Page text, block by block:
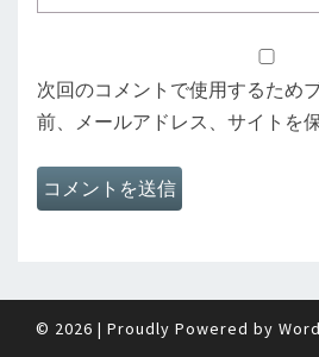
次回のコメントで使用するため
前、メールアドレス、サイトを保
© 2026 | Proudly Powered by